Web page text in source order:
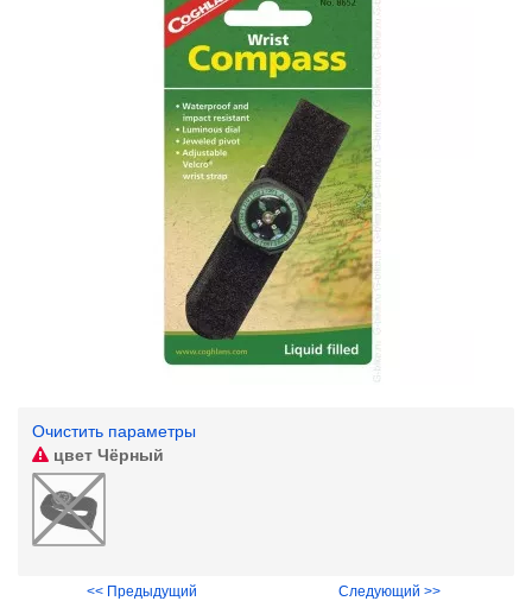
Очистить параметры
цвет Чёрный
<< Предыдущий Следующий >>